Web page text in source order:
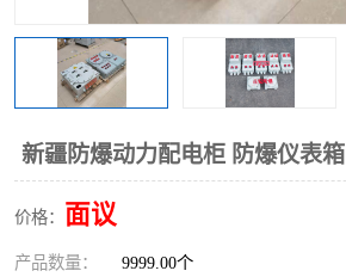
新疆防爆动力配电柜 防爆仪表箱
价格： 面议
产品数量： 9999.00个